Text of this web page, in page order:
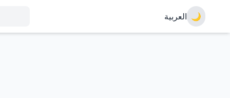
العربية 🌙